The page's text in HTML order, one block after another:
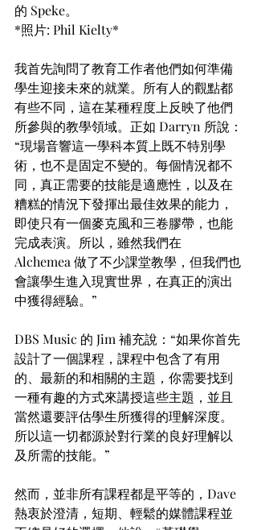
的 Speke。
*照片: Phil Kielty*
我首先詢問了教育工作者他們如何準備
學生迎接未來的就業。所有人的觀點都
有些不同，這在某種程度上反映了他們
所參與的教學領域。正如 Darryn 所說：
“現場音響這一學科本質上既不特別學
術，也不是固定不變的。每個情況都不
同，真正需要的技能是適應性，以及在
糟糕的情況下發揮出最佳效果的能力，
即使只有一個麥克風和三卷膠帶，也能
完成表演。所以，雖然我們在
Alchemea 做了不少課堂教學，但我們也
會讓學生進入現實世界，在真正的演出
中獲得經驗。”
DBS Music 的 Jim 補充說：“如果你首先
設計了一個課程，課程中包含了有用
的、最新的和相關的主題，你需要找到
一種有趣的方式來講授這些主題，並且
當然還要評估學生所獲得的理解深度。
所以這一切都源於對行業的良好理解以
及所需的技能。”
然而，並非所有課程都是平等的，Dave
熱衷於澄清，短期、輕鬆的媒體課程並